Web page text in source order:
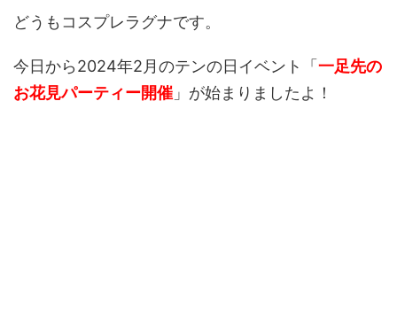
どうもコスプレラグナです。
今日から2024年2月のテンの日イベント「 一足先の
お花見パーティー開催 」が始まりましたよ！